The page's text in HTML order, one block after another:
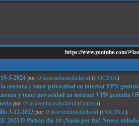
https://www.youtube.com/
5-2024por @lasaventurasdedavid(COCINA)
censura y tener privacidad en internet VPN
y tener privacidad en internet VPN gratuita
por @lasaventurasdedavid (General)
3-12-2023por @lasaventurasdedavid (COCINA)
2023 D Pichón día 1# ¡Nació por fin! Nueva